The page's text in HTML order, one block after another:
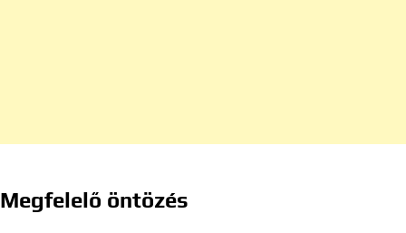
Megfelelő öntözés